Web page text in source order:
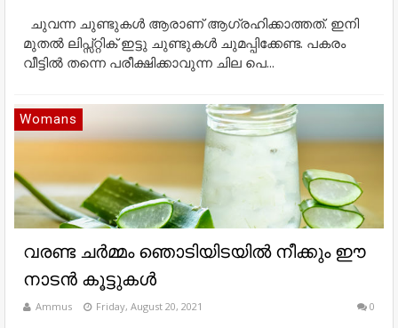
ചുവന്ന ചുണ്ടുകൾ ആരാണ് ആ​ഗ്രഹിക്കാത്തത്. ഇനി
മുതൽ ലിപ്സ്റ്റിക് ഇട്ടു ചുണ്ടുകൾ ചുമപ്പിക്കേണ്ട. പകരം
വീട്ടിൽ തന്നെ പരീക്ഷിക്കാവുന്ന ചില പെ...
Womans
വരണ്ട ചര്‍മ്മം ഞൊടിയിടയില്‍ നീക്കും ഈ
നാടന്‍ കൂട്ടുകള്‍
Ammus Friday, August 20, 2021 0